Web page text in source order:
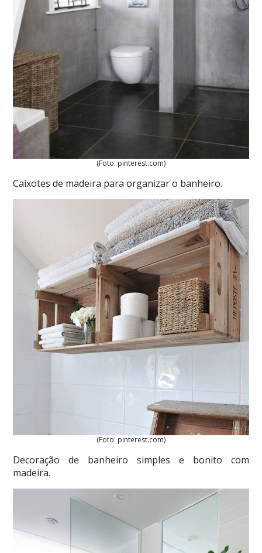
(Foto: pinterest.com)
Caixotes de madeira para organizar o banheiro.
(Foto: pinterest.com)
Decoração de banheiro simples e bonito com
madeira.